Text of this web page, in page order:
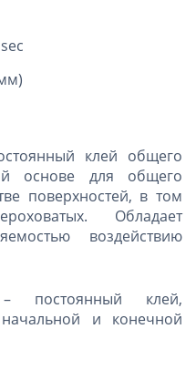
клей общего
основе для общего
поверхностей, в том
Обладает
воздействию
постоянный клей,
начальной и конечной